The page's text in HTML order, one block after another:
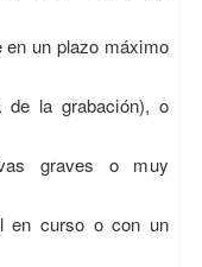
en un plazo máximo
de la grabación), o
graves o muy
en curso o con un